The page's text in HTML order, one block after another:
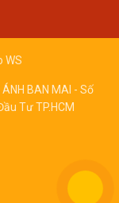
WS
BAN MAI - Số
Tư TP.HCM